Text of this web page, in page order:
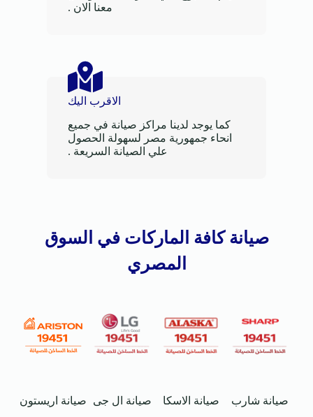
معنا الان .
الاقرب اليك
كما يوجد لدينا مراكز صيانة في جميع
انحاء جمهورية مصر لسهولة الحصول
علي الصيانة السريعة .
صيانة كافة الماركات في السوق
المصري
صيانة اريستون صيانة ال جى صيانة الاسكا
صيانة شارب